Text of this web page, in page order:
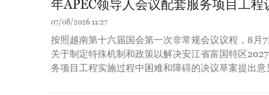
年APEC领导人会议配套服务项目工程
07/08/2026 11:27
按照越南第十六届国会第一次非常规会议议程，8月
关于制定特殊机制和政策以解决安江省富国特区
务项目工程实施过程中困难和障碍的决议草案提出意